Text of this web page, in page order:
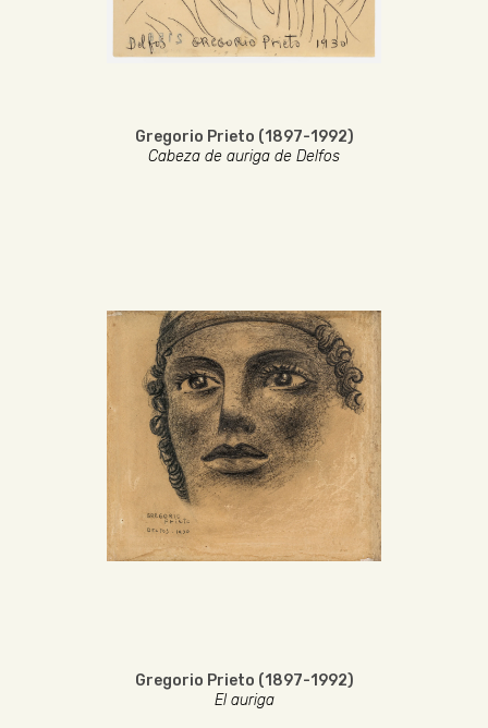
Gregorio Prieto (1897-1992)
Cabeza de auriga de Delfos
Gregorio Prieto (1897-1992)
El auriga